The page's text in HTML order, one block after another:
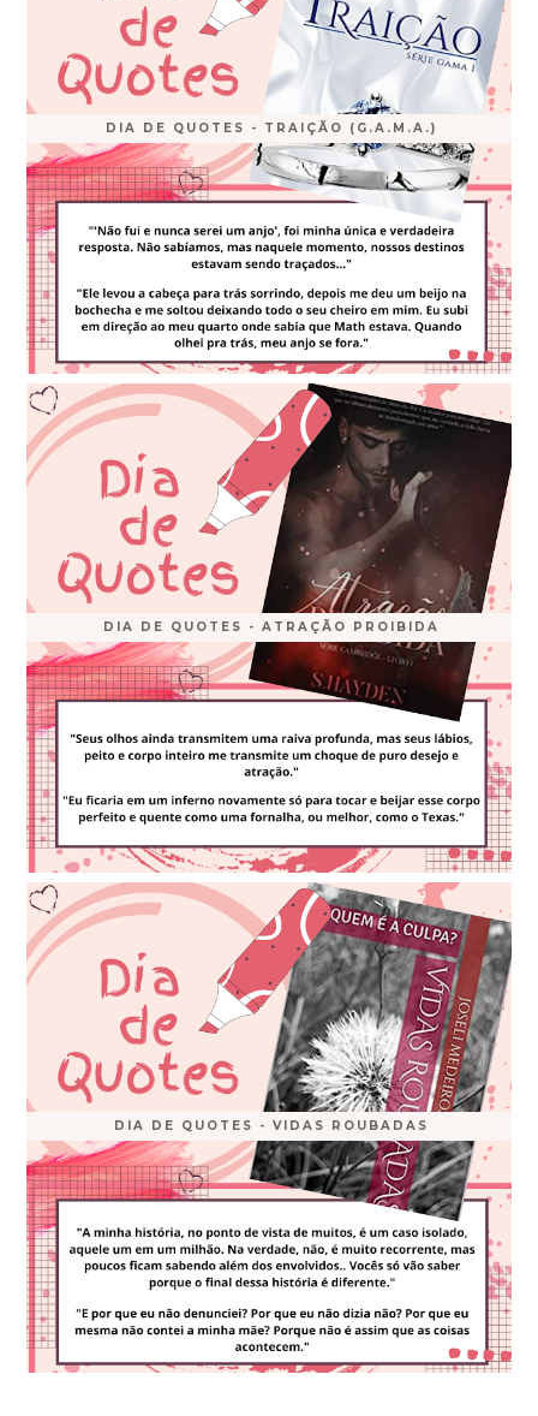
DIA DE QUOTES - TRAIÇÃO (G.A.M.A.)
DIA DE QUOTES - ATRAÇÃO PROIBIDA
DIA DE QUOTES - VIDAS ROUBADAS